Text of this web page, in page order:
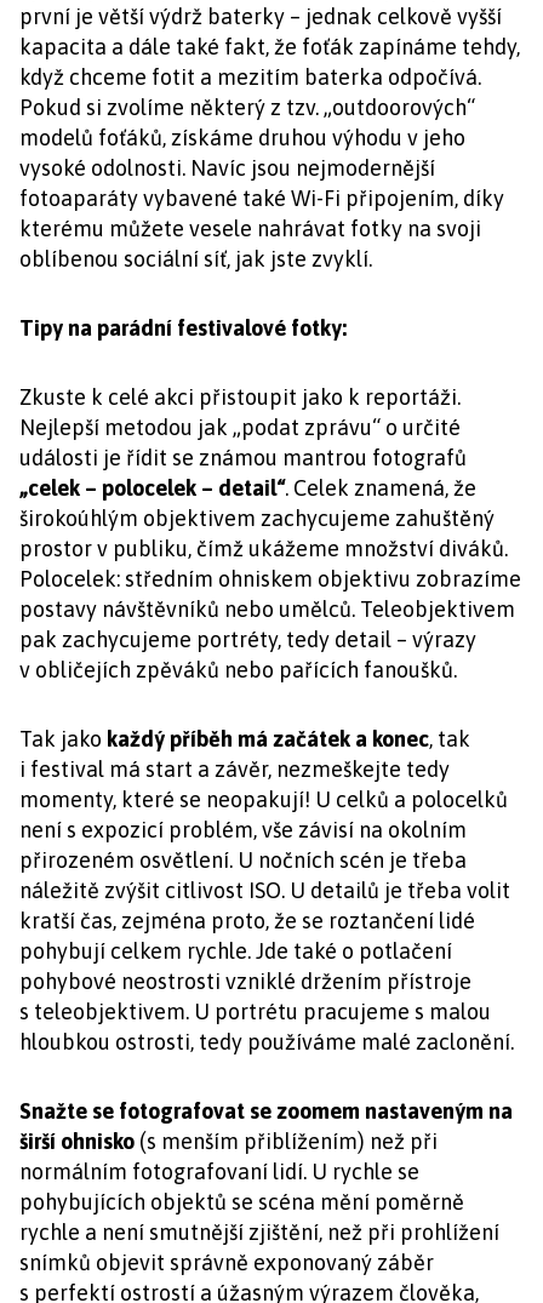
první je větší výdrž baterky – jednak celkově vyšší
kapacita a dále také fakt, že foťák zapínáme tehdy,
když chceme fotit a mezitím baterka odpočívá.
Pokud si zvolíme některý z tzv. „outdoorových“
modelů foťáků, získáme druhou výhodu v jeho
vysoké odolnosti. Navíc jsou nejmodernější
fotoaparáty vybavené také Wi-Fi připojením, díky
kterému můžete vesele nahrávat fotky na svoji
oblíbenou sociální síť, jak jste zvyklí.
Tipy na parádní festivalové fotky:
Zkuste k celé akci přistoupit jako k reportáži.
Nejlepší metodou jak „podat zprávu“ o určité
události je řídit se známou mantrou fotografů
„celek – polocelek – detail“. Celek znamená, že
širokoúhlým objektivem zachycujeme zahuštěný
prostor v publiku, čímž ukážeme množství diváků.
Polocelek: středním ohniskem objektivu zobrazíme
postavy návštěvníků nebo umělců. Teleobjektivem
pak zachycujeme portréty, tedy detail – výrazy
v obličejích zpěváků nebo pařících fanoušků.
Tak jako každý příběh má začátek a konec, tak
i festival má start a závěr, nezmeškejte tedy
momenty, které se neopakují! U celků a polocelků
není s expozicí problém, vše závisí na okolním
přirozeném osvětlení. U nočních scén je třeba
náležitě zvýšit citlivost ISO. U detailů je třeba volit
kratší čas, zejména proto, že se roztančení lidé
pohybují celkem rychle. Jde také o potlačení
pohybové neostrosti vzniklé držením přístroje
s teleobjektivem. U portrétu pracujeme s malou
hloubkou ostrosti, tedy používáme malé zaclonění.
Snažte se fotografovat se zoomem nastaveným na
širší ohnisko (s menším přiblížením) než při
normálním fotografovaní lidí. U rychle se
pohybujících objektů se scéna mění poměrně
rychle a není smutnější zjištění, než při prohlížení
snímků objevit správně exponovaný záběr
s perfektí ostrostí a úžasným výrazem člověka,